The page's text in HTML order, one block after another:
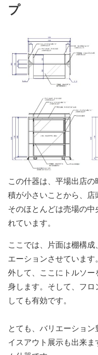
プ
この什器は、平場出店
積が小さいことから、店
そのほとんどは売場の
れています。
ここでは、片面は棚構
エーションさせていま
外して、ここにトルソ
身します。そして、フ
しても有効です。
とても、バリエーショ
イスアウト展示も出来